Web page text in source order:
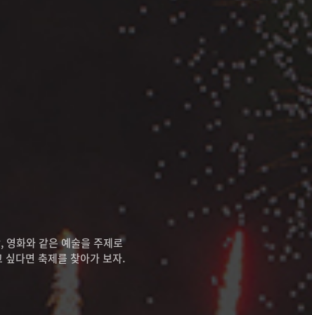
영화와 같은 예술을 주제로
싶다면 축제를 찾아가 보자.